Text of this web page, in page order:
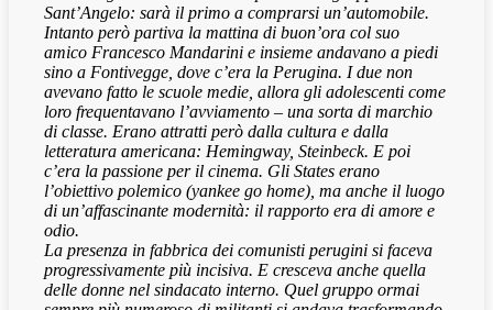
Sant’Angelo: sarà il primo a comprarsi un’automobile.
Intanto però partiva la mattina di buon’ora col suo
amico Francesco Mandarini e insieme andavano a piedi
sino a Fontivegge, dove c’era la Perugina. I due non
avevano fatto le scuole medie, allora gli adolescenti come
loro frequentavano l’avviamento – una sorta di marchio
di classe. Erano attratti però dalla cultura e dalla
letteratura americana: Hemingway, Steinbeck. E poi
c’era la passione per il cinema. Gli States erano
l’obiettivo polemico (yankee go home), ma anche il luogo
di un’affascinante modernità: il rapporto era di amore e
odio.
La presenza in fabbrica dei comunisti perugini si faceva
progressivamente più incisiva. E cresceva anche quella
delle donne nel sindacato interno. Quel gruppo ormai